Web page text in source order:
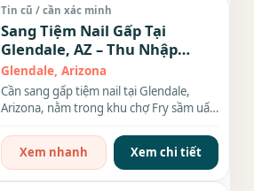
Tin cũ / cần xác minh
Sang Tiệm Nail Gấp Tại
Glendale, AZ – Thu Nhập
25K/Tháng – Tiệm Đẹp, Giá
Tốt
Glendale, Arizona
Cần sang gấp tiệm nail tại Glendale,
Arizona, nằm trong khu chợ Fry sầm uất,
Xem nhanh
Xem chi tiết